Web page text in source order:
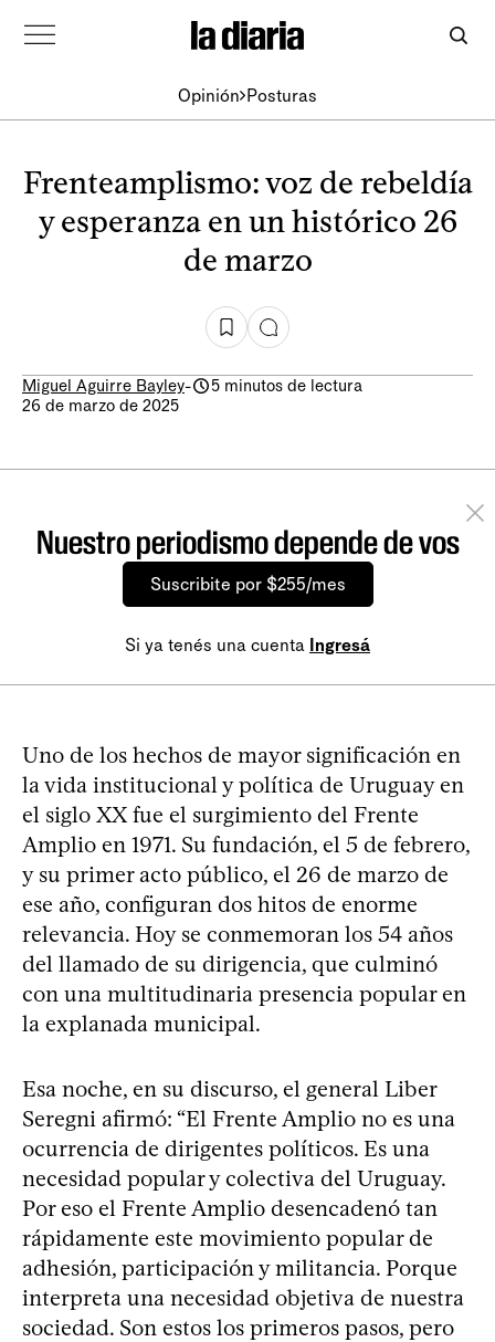
Opinión Posturas
Frenteamplismo: voz de rebeldía
y esperanza en un histórico 26
de marzo
Miguel Aguirre Bayley-
5 minutos de lectura
26 de marzo de 2025
Nuestro periodismo depende de vos
Suscribite por $255/mes
Si ya tenés una cuenta Ingresá
Uno de los hechos de mayor significación en
la vida institucional y política de Uruguay en
el siglo XX fue el surgimiento del Frente
Amplio en 1971. Su fundación, el 5 de febrero,
y su primer acto público, el 26 de marzo de
ese año, configuran dos hitos de enorme
relevancia. Hoy se conmemoran los 54 años
del llamado de su dirigencia, que culminó
con una multitudinaria presencia popular en
la explanada municipal.
Esa noche, en su discurso, el general Liber
Seregni afirmó: “El Frente Amplio no es una
ocurrencia de dirigentes políticos. Es una
necesidad popular y colectiva del Uruguay.
Por eso el Frente Amplio desencadenó tan
rápidamente este movimiento popular de
adhesión, participación y militancia. Porque
interpreta una necesidad objetiva de nuestra
sociedad. Son estos los primeros pasos, pero